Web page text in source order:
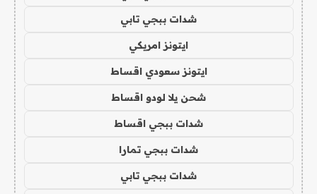
شدات ببجي تابي
ايتونز امريكي
ايتونز سعودي اقساط
شحن يلا لودو اقساط
شدات ببجي اقساط
شدات ببجي تمارا
شدات ببجي تابي